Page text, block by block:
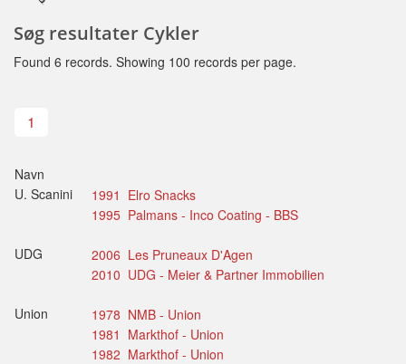
Søg resultater Cykler
Found 6 records. Showing 100 records per page.
1
Navn
U. Scanini
1991 Elro Snacks
1995 Palmans - Inco Coating - BBS
UDG
2006 Les Pruneaux D'Agen
2010 UDG - Meier & Partner Immobilien
Union
1978 NMB - Union
1981 Markthof - Union
1982 Markthof - Union